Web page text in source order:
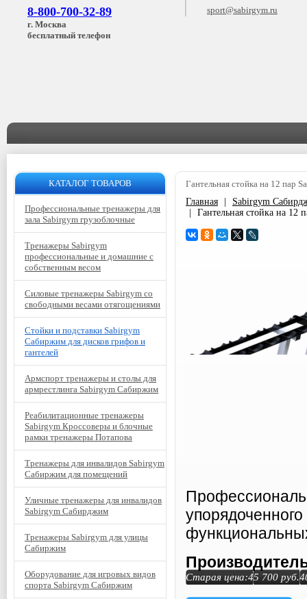
8-800-700-32-89
г. Москва
бесплатный телефон
sport@sabirgym.ru
Гантельная стойка на 12 пар
Главная
Sabirgym
Гантельная стойка на 12
Старая цена:45 700 руб.
КАТАЛОГ ТОВАРОВ
Профессиональные тренажеры для
зала Sabirgym грузоблочные
Тренажеры Sabirgym
профессиональные и домашние с
собственным весом
Силовые тренажеры Sabirgym со
свободными весами отягощениями
Стойки и подставки Sabirgym
Сабиржим для дисков грифов и
гантелей
Армспорт тренажеры и столы для
армрестлинга Sabirgym Сабиржим
Реабилитационные тренажеры
Sabirgym Кроссоверы и блочные
рамки тренажеры Потапова
Тренажеры для инвалидов Sabirgym
Сабиржим для помещений
Уличные тренажеры для инвалидов
Sabirgym Сабирджим
Тренажеры Sabirgym для улицы
Сабиржим
Оборудование для игровых видов
спорта Sabirgym Сабиржим